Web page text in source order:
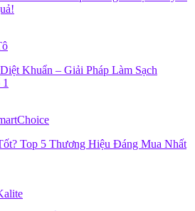
Khuẩn – Giải Pháp Làm Sạch
Top 5 Thương Hiệu Đáng Mua Nhất